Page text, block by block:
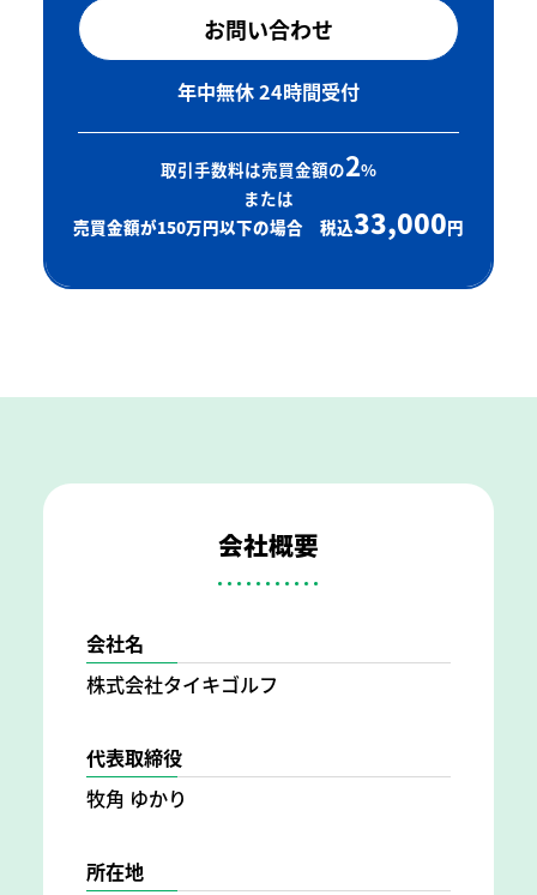
お問い合わせ
年中無休 24時間受付
取引手数料は売買金額の2%
または
売買金額が150万円以下の場合 税込33,000円
会社概要
会社名
株式会社タイキゴルフ
代表取締役
牧角 ゆかり
所在地